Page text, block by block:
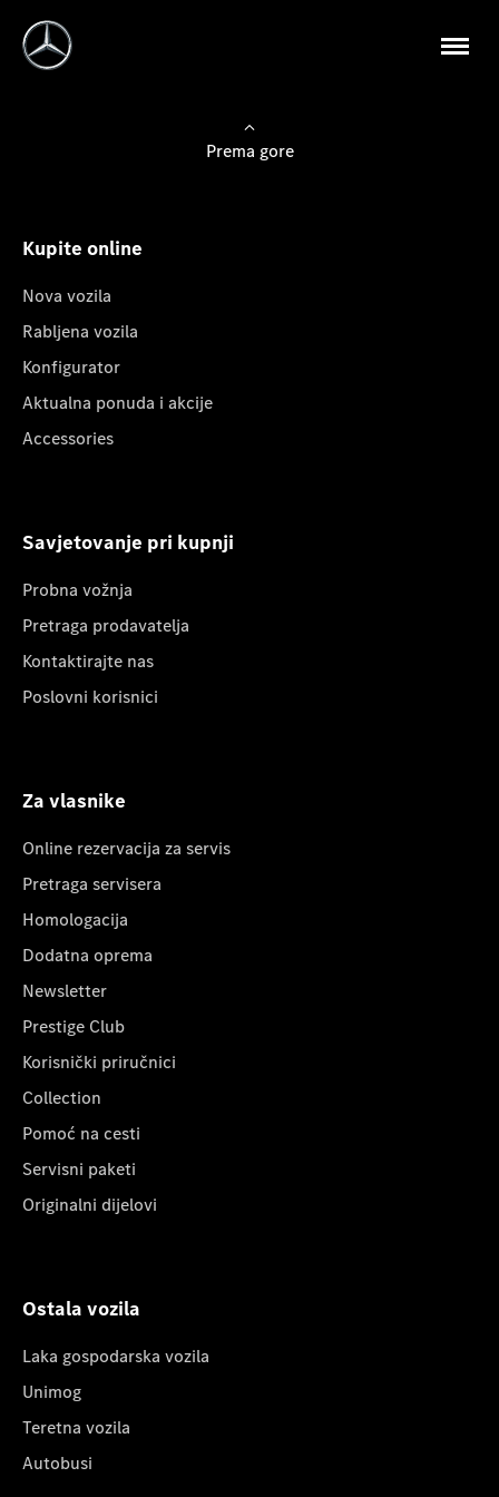
Prema gore
Kupite online
Nova vozila
Rabljena vozila
Konfigurator
Aktualna ponuda i akcije
Accessories
Savjetovanje pri kupnji
Probna vožnja
Pretraga prodavatelja
Kontaktirajte nas
Poslovni korisnici
Za vlasnike
Online rezervacija za servis
Pretraga servisera
Homologacija
Dodatna oprema
Newsletter
Prestige Club
Korisnički priručnici
Collection
Pomoć na cesti
Servisni paketi
Originalni dijelovi
Ostala vozila
Laka gospodarska vozila
Unimog
Teretna vozila
Autobusi